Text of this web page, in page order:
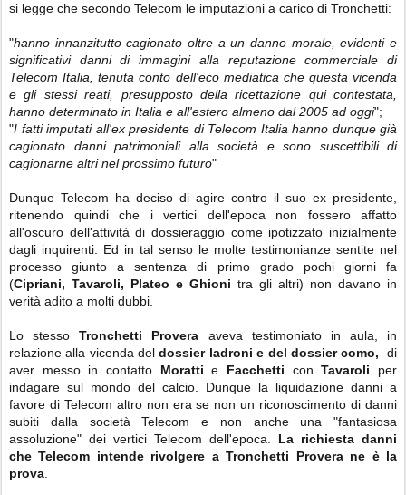
si legge che secondo Telecom le imputazioni a carico di Tronchetti:
"hanno innanzitutto cagionato oltre a un danno morale, evidenti e
significativi danni di immagini alla reputazione commerciale di
Telecom Italia, tenuta conto dell'eco mediatica che questa vicenda
e gli stessi reati, presupposto della ricettazione qui contestata,
hanno determinato in Italia e all'estero almeno dal 2005 ad oggi";
"I fatti imputati all'ex presidente di Telecom Italia hanno dunque già
cagionato danni patrimoniali alla società e sono suscettibili di
cagionarne altri nel prossimo futuro"
Dunque Telecom ha deciso di agire contro il suo ex presidente,
ritenendo quindi che i vertici dell'epoca non fossero affatto
all'oscuro dell'attività di dossieraggio come ipotizzato inizialmente
dagli inquirenti. Ed in tal senso le molte testimonianze sentite nel
processo giunto a sentenza di primo grado pochi giorni fa
(Cipriani, Tavaroli, Plateo e Ghioni tra gli altri) non davano in
verità adito a molti dubbi.
Lo stessoTronchetti Provera aveva testimoniato in aula, in
relazione alla vicenda deldossier ladroni e del dossier como, di
aver messo in contatto Moratti e Facchetti conTavaroli per
indagare sul mondo del calcio. Dunque la liquidazione danni a
favore di Telecom altro non era se non un riconoscimento di danni
subiti dalla società Telecom e non anche una "fantasiosa
assoluzione" dei vertici Telecom dell'epoca. La richiesta danni
che Telecom intende rivolgere a Tronchetti Provera ne è la
prova